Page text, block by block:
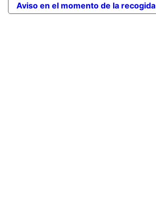
Aviso en el momento de la recogida